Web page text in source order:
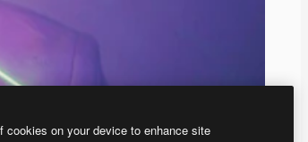
cookies on your device to enhance site